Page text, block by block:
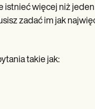
istnieć więcej niż
zadać im jak
takie jak: